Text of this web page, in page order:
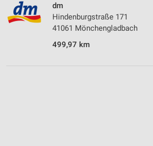
dm
Hindenburgstraße 171
41061 Mönchengladbach
499,97 km